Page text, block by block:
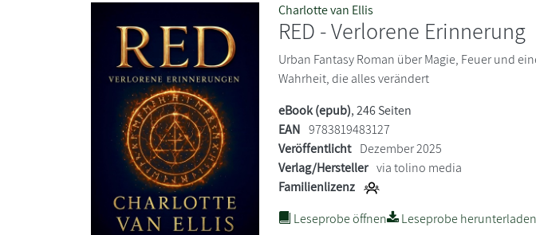
Charlotte van Ellis
RED - Verlorene Erinnerung
Urban Fantasy Roman über Magie, Feuer und
Wahrheit, die alles verändert
eBook (epub), 246 Seiten
EAN 9783819483127
Veröffentlicht Dezember 2025
Verlag/Hersteller via tolino media
Familienlizenz
Leseprobe öffnen
Leseprobe herunterladen